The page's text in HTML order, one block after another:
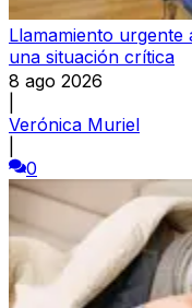
Llamamiento
una situación crítica
8 ago 2026
Verónica Muriel
0